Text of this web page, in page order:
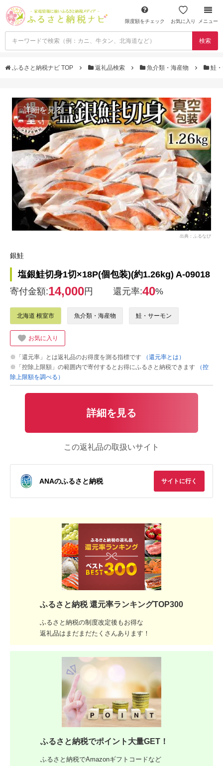
限度額をチェック お気に入り メニュー
検索
ふるさと納税ナビ TOP 返礼品検索 魚介類・海産物 鮭
詳細を見る
出典：ふるなび
銀鮭
塩銀鮭切身1切×18P(個包装)(約1.26kg) A-09018
寄付金額:14,000円 還元率:40%
北海道 根室市 魚介類・海産物 鮭・サーモン
お気に入り
※「還元率」とは返礼品のお得度を測る指標です
（還元率とは）
※「控除上限額」の範囲内で寄付するとお得にふるさと納税できます
（控
除上限額を調べる）
詳細を見る
この返礼品の取扱いサイト
ANAのふるさと納税 サイトに行く
ふるさと納税 還元率ランキングTOP300
ふるさと納税の制度改定後もお得な
返礼品はまだまだたくさんあります！
ふるさと納税でポイント大量GET！
ふるさと納税でAmazonギフトコードなど